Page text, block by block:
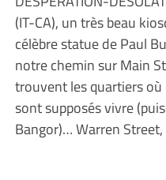
(IT-CA), un très beau
célèbre statue de Paul
notre chemin sur Main
trouvent les quartiers où
sont supposés vivre
Bangor)… Warren